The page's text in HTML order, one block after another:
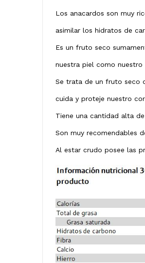
Los anacardos son muy
asimilar los hidratos de
Es un fruto seco
nuestra piel como nuestro
Se trata de un fruto seco
cuida y proteje nuestro
Tiene una cantidad alta
Son muy recomendables
Al estar crudo posee las